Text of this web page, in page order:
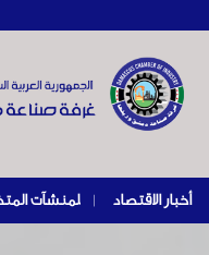
أخبار الاقتصاد |